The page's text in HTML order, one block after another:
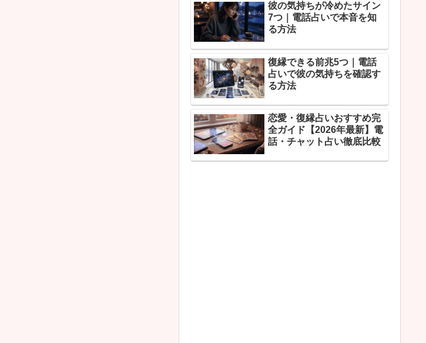
彼の気持ちが冷めたサイン
7つ｜電話占いで本音を知
る方法
復縁できる前兆5つ｜電話
占いで彼の気持ちを確認す
る方法
恋愛・復縁占いおすすめ完
全ガイド【2026年最新】電
話・チャット占い徹底比較